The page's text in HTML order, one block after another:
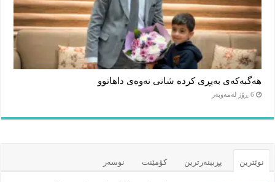
هەگبەکەی بەپڕی کردە شانی نەوەی داهاتوو
6 ڕۆژ لەمەوبەر
نوێترین پڕبینەرترین کۆمێنت نوسەر